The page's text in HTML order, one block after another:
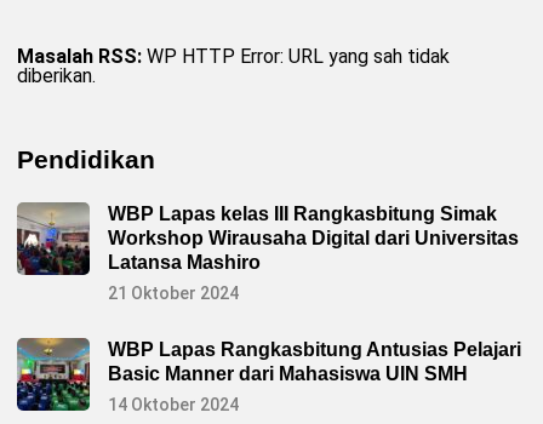
Masalah RSS: WP HTTP Error: URL yang sah tidak
diberikan.
Pendidikan
WBP Lapas kelas III Rangkasbitung Simak
Workshop Wirausaha Digital dari Universitas
Latansa Mashiro
21 Oktober 2024
WBP Lapas Rangkasbitung Antusias Pelajari
Basic Manner dari Mahasiswa UIN SMH
14 Oktober 2024